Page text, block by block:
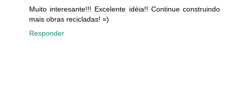
Muito interesante!!! Excelente idéia!! Continue construindo
mais obras recicladas! =)
Responder